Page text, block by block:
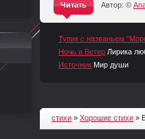
Читать
^
Автор: ©
Тупик с названьем
Ночь и Ветер Лирика
Источник Мир души
стихи »Хорошие стихи »